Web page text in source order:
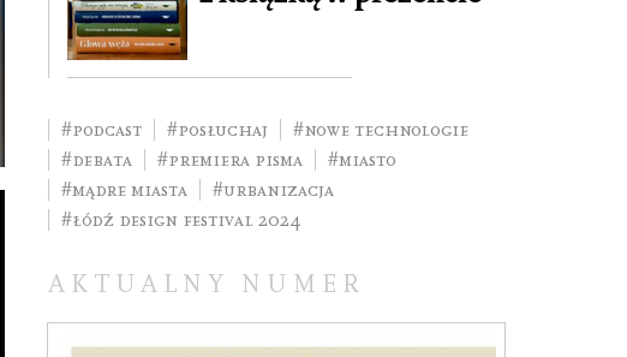
#podcast #posłuchaj
#nowe technologie
#debata
#premiera pisma
#miasto
#mądre miasta
#urbanizacja
#Łódź Design Festival 2024
AKTUALNY NUMER